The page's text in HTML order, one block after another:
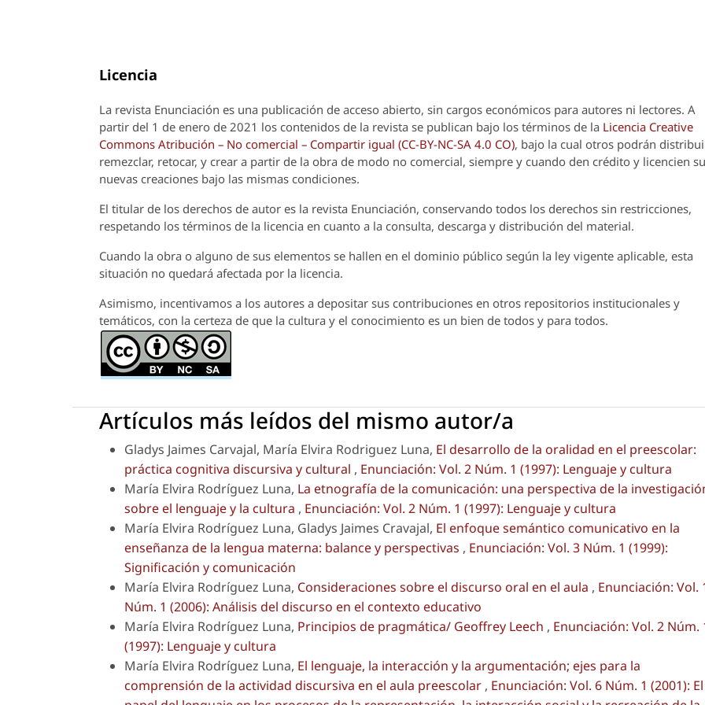
Licencia
La revista Enunciación es una publicación de acceso abierto, sin cargos económicos para autores ni lectores. A
partir del 1 de enero de 2021 los contenidos de la revista se publican bajo los términos de la Licencia Creative
Commons Atribución – No comercial – Compartir igual (CC-BY-NC-SA 4.0 CO), bajo la cual otros podrán
remezclar, retocar, y crear a partir de la obra de modo no comercial, siempre y cuando den crédito y licencien
nuevas creaciones bajo las mismas condiciones.
El titular de los derechos de autor es la revista Enunciación, conservando todos los derechos sin restricciones,
respetando los términos de la licencia en cuanto a la consulta, descarga y distribución del material.
Cuando la obra o alguno de sus elementos se hallen en el dominio público según la ley vigente aplicable, esta
situación no quedará afectada por la licencia.
Asimismo, incentivamos a los autores a depositar sus contribuciones en otros repositorios institucionales y
temáticos, con la certeza de que la cultura y el conocimiento es un bien de todos y para todos.
Artículos más leídos del mismo autor/a
Gladys Jaimes Carvajal, María Elvira Rodriguez Luna, El desarrollo de la oralidad en el preescolar:
práctica cognitiva discursiva y cultural , Enunciación: Vol. 2 Núm. 1 (1997): Lenguaje y cultura
María Elvira Rodríguez Luna, La etnografía de la comunicación: una perspectiva de la
sobre el lenguaje y la cultura , Enunciación: Vol. 2 Núm. 1 (1997): Lenguaje y cultura
María Elvira Rodríguez Luna, Gladys Jaimes Cravajal, El enfoque semántico comunicativo en la
enseñanza de la lengua materna: balance y perspectivas , Enunciación: Vol. 3 Núm. 1 (1999):
Significación y comunicación
María Elvira Rodríguez Luna, Consideraciones sobre el discurso oral en el aula , Enunciación: Vol.
Núm. 1 (2006): Análisis del discurso en el contexto educativo
María Elvira Rodríguez Luna, Principios de pragmática/ Geoffrey Leech , Enunciación: Vol. 2 Núm.
(1997): Lenguaje y cultura
María Elvira Rodríguez Luna, El lenguaje, la interacción y la argumentación; ejes para la
comprensión de la actividad discursiva en el aula preescolar , Enunciación: Vol. 6 Núm. 1 (2001): El